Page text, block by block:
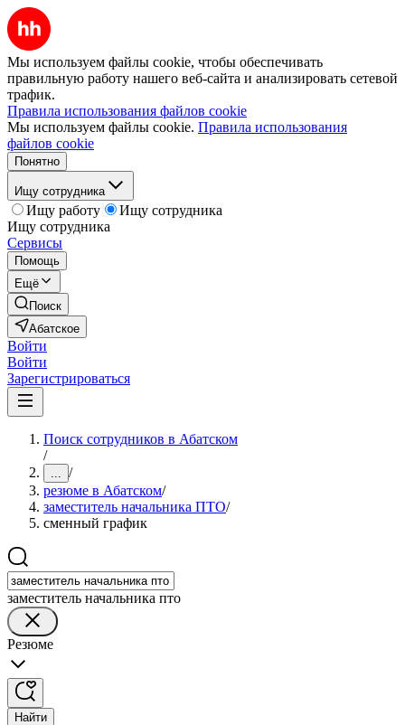
Мы используем файлы cookie, чтобы обеспечивать
правильную работу нашего веб-сайта и анализировать сетевой
трафик.
Правила использования файлов cookie
Мы используем файлы cookie. Правила использования
файлов cookie
Понятно
Ищу сотрудника
Ищу работу
Ищу сотрудника
Ищу сотрудника
Сервисы
Помощь
Ещё
Поиск
Абатское
Войти
Войти
Зарегистрироваться
Поиск сотрудников в Абатском
/
... /
резюме в Абатском/
заместитель начальника ПТО/
сменный график
заместитель начальника пто
Резюме
Найти